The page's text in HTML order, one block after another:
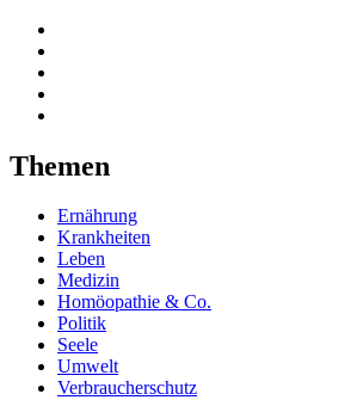
Themen
Ernährung
Krankheiten
Leben
Medizin
Homöopathie & Co.
Politik
Seele
Umwelt
Verbraucherschutz